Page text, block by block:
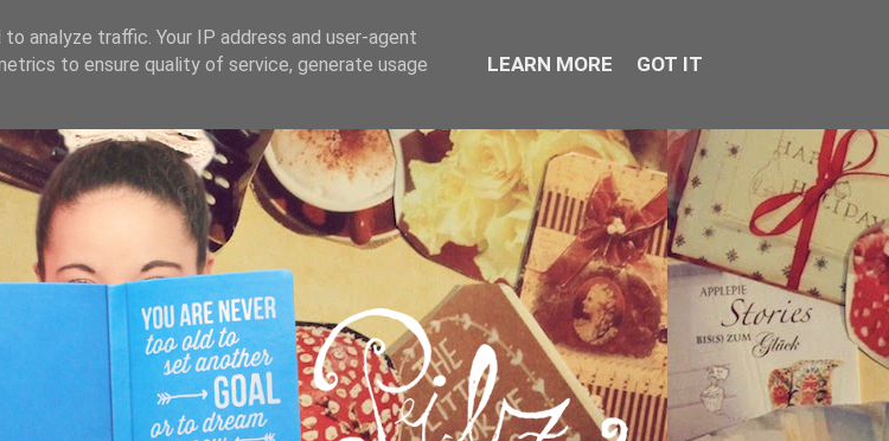
analyze traffic. Your IP address and user-agent
to ensure quality of service, generate usage
LEARN MORE GOT IT